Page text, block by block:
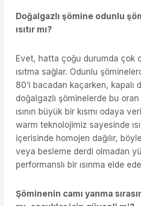
Doğalgazlı şömine odunlu
ısıtır mı?
Evet, hatta çoğu durumda çok
ısıtma sağlar. Odunlu
80’i bacadan kaçarken, kapalı
doğalgazlı şöminelerde bu
ısının büyük bir kısmı odaya
warm teknolojimiz sayesinde
içerisinde homojen dağılır,
veya besleme derdi olmadan
performanslı bir ısınma elde
Şöminenin camı yanma